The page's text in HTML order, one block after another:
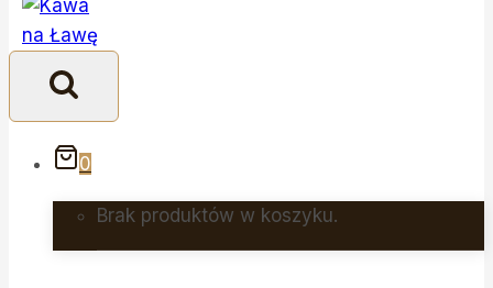
0
Brak produktów w koszyku.